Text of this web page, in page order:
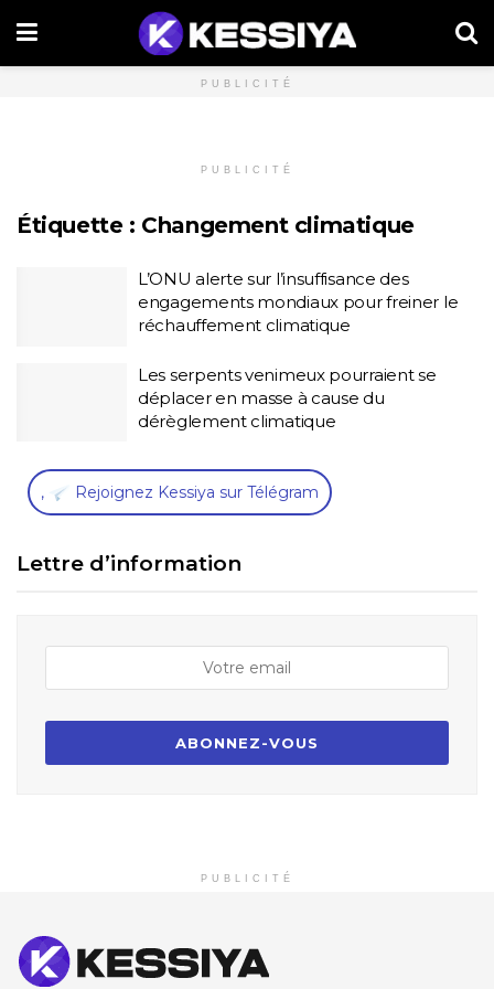
PUBLICITÉ
PUBLICITÉ
Étiquette : Changement climatique
L’ONU alerte sur l’insuffisance des
engagements mondiaux pour freiner le
réchauffement climatique
Les serpents venimeux pourraient se
déplacer en masse à cause du
dérèglement climatique
, Rejoignez Kessiya sur Télégram
Lettre d’information
PUBLICITÉ